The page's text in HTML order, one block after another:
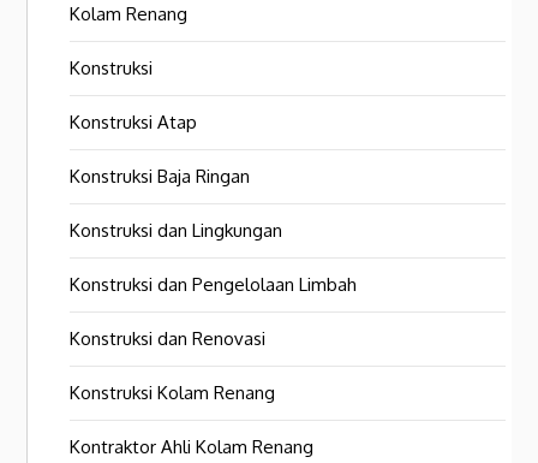
Kolam Renang
Konstruksi
Konstruksi Atap
Konstruksi Baja Ringan
Konstruksi dan Lingkungan
Konstruksi dan Pengelolaan Limbah
Konstruksi dan Renovasi
Konstruksi Kolam Renang
Kontraktor Ahli Kolam Renang